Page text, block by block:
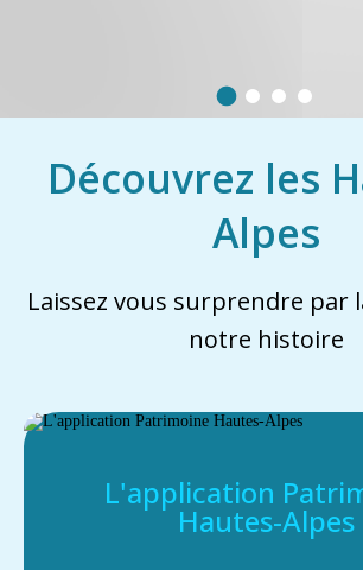
Découvrez les
Alpes
Laissez vous surprendre par
notre histoire
L'application
Hautes-Alpes